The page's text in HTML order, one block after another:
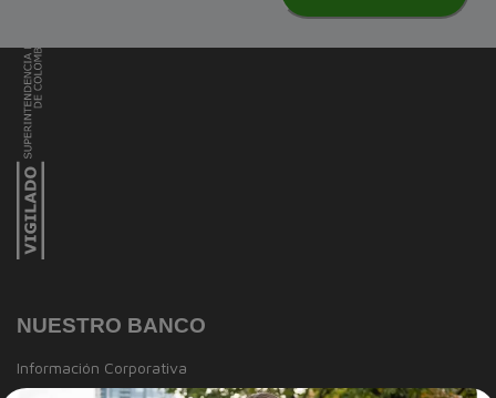
NUESTRO BANCO
Información Corporativa